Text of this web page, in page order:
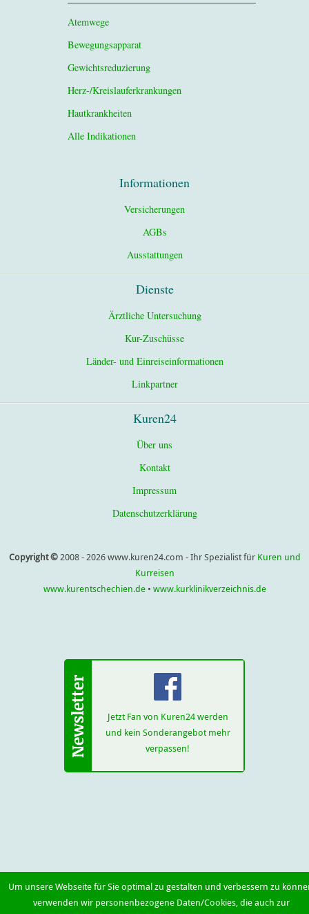
Atemwege
Bewegungsapparat
Gewichtsreduzierung
Herz-/Kreislauferkrankungen
Hautkrankheiten
Alle Indikationen
Informationen
Versicherungen
AGBs
Ausstattungen
Dienste
Ärztliche Untersuchung
Kur-Zuschüsse
Länder- und Einreiseinformationen
Linkpartner
Kuren24
Über uns
Kontakt
Impressum
Datenschutzerklärung
Copyright ©2008 - 2026 www.kuren24.com - Ihr Spezialist für Kuren und
Kurreisen
www.kurentschechien.de• www.kurklinikverzeichnis.de
Jetzt Fan von Kuren24 werden
und kein Sonderangebot mehr
verpassen!
Um unsere Webseite für Sie optimal zu gestalten und verbessern zu
verwenden wir personenbezogene Daten/Cookies, die auch zur